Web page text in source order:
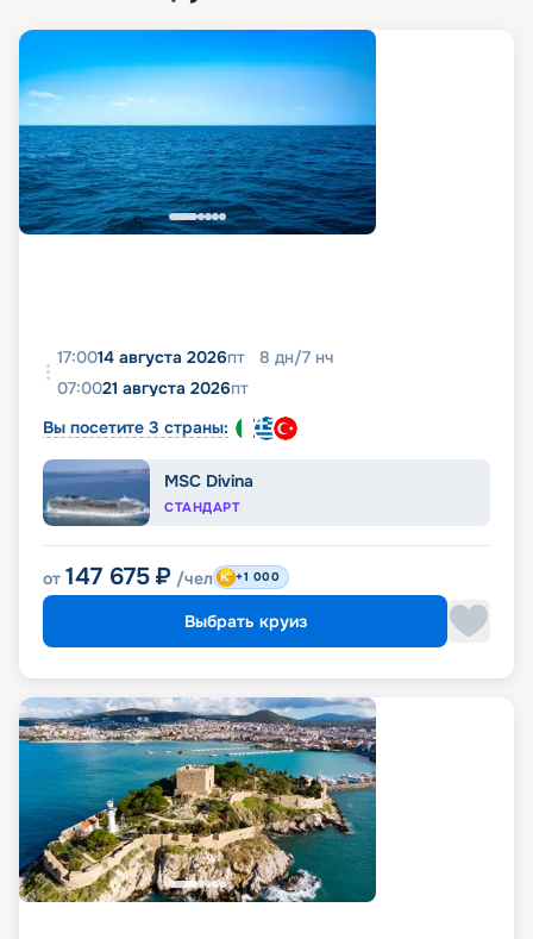
17:0014 августа 2026пт 8 дн/7 нч
07:0021 августа 2026пт
Вы посетите 3 страны:
MSC Divina
СТАНДАРТ
от 147 675 ₽ /чел +1 000
Выбрать круиз